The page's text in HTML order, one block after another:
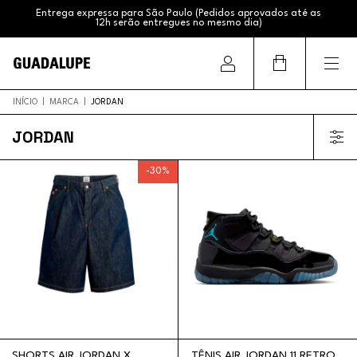
Entrega expressa para São Paulo (Pedidos aprovados até as
12h serão entregues no mesmo dia)
Frete Grátis (Sul e Sudeste acima de R$399,99 / Brasil acima
INÍCIO MARCA JORDAN
JORDAN
-30%